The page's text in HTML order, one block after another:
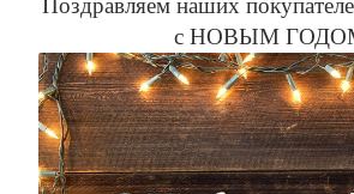
Поздравляем наших
с НОВЫМ